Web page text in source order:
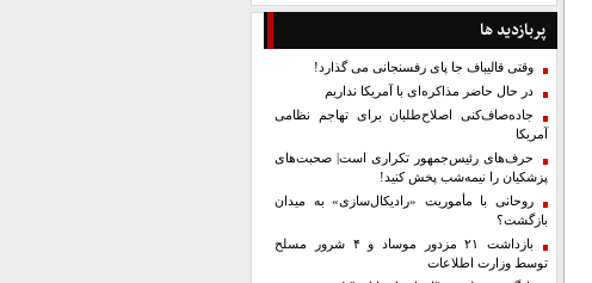
پربازدید ها
وقتی قالیباف جا پای رفسنجانی می گذارد!
در حال حاضر مذاکره‌ای با آمریکا نداریم
جاده‌صاف‌کنی اصلاح‌طلبان برای تهاجم نظامی
آمریکا
حرف‌های رئیس‌جمهور تکراری است| صحبت‌های
پزشکیان را نیمه‌شب پخش کنید!
روحانی با مأموریت «رادیکال‌سازی» به میدان
بازگشت؟
بازداشت ۲۱ مزدور موساد و ۴ شرور مسلح
توسط وزارت اطلاعات